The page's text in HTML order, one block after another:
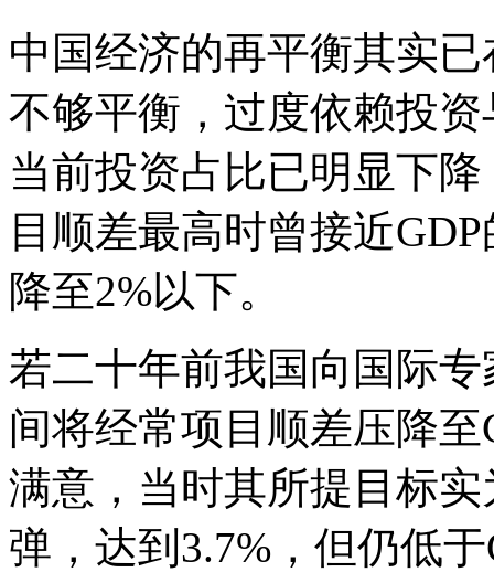
中国经济的再平衡其实
不够平衡，过度依赖投
当前投资占比已明显下
目顺差最高时曾接近
降至2%以下。
若二十年前我国向国际
间将经常项目顺差压降
满意，当时其所提目标
弹，达到3.7%，但仍低